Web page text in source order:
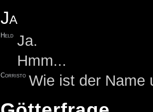
Ja
Held Ja.
Hmm...
Corristo Wie ist der Name